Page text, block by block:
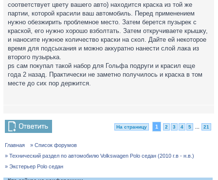
соответствует цвету вашего авто) находится краска из той же
партии, которой красили ваш автомобиль. Перед применением
нужно обезжирить проблемное место. Затем берется пузырек с
краской, его нужно хорошо взболтать. Затем откручиваете крышку,
и наносите нужное количество краски на скол. Дайте ей некоторое
время для подсыхания и можно аккуратно нанести слой лака из
второго пузырька.
ps сам покупал такой набор для Гольфа подруги и красил еще
года 2 назад. Практически не заметно получилось и краска в том
месте до сих пор держится.
На страницу 1 2 3 4 5 21
Главная
» Список форумов
» Технический раздел по автомобилю Volkswagen Polo седан (2010 г.в - н.в.)
» Экстерьер Polo седан